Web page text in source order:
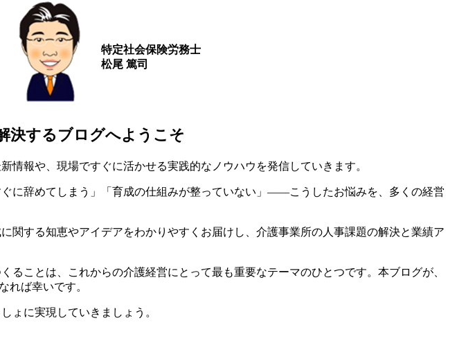
特定社会保険労務士
松尾 篤司
決するブログへようこそ
情報や、現場ですぐに活かせる実践的なノウハウを発信していきます。
ぐに辞めてしまう」「育成の仕組みが整っていない」――こうしたお悩みを、多くの経営
関する知恵やアイデアをわかりやすくお届けし、介護事業所の人事課題の解決と業績ア
ることは、これからの介護経営にとって最も重要なテーマのひとつです。本ブログが、
れば幸いです。
ょに実現していきましょう。